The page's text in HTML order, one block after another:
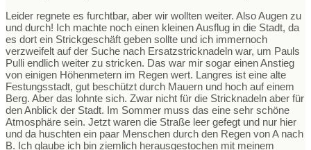
Leider regnete es furchtbar, aber wir wollten weiter. Also Augen zu
und durch! Ich machte noch einen kleinen Ausflug in die Stadt, da
es dort ein Strickgeschäft geben sollte und ich immernoch
verzweifelt auf der Suche nach Ersatzstricknadeln war, um Pauls
Pulli endlich weiter zu stricken. Das war mir sogar einen Anstieg
von einigen Höhenmetern im Regen wert. Langres ist eine alte
Festungsstadt, gut beschützt durch Mauern und hoch auf einem
Berg. Aber das lohnte sich. Zwar nicht für die Stricknadeln aber für
den Anblick der Stadt. Im Sommer muss das eine sehr schöne
Atmosphäre sein. Jetzt waren die Straße leer gefegt und nur hier
und da huschten ein paar Menschen durch den Regen von A nach
B. Ich glaube ich bin ziemlich herausgestochen mit meinem